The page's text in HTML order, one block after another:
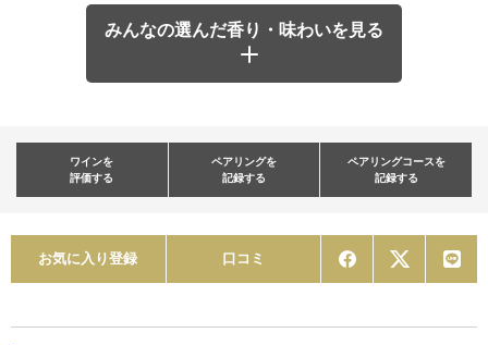
みんなの選んだ香り・味わいを見る
ワインを
評価する
ペアリングを
記録する
ペアリングコースを
記録する
お気に入り登録 口コミ